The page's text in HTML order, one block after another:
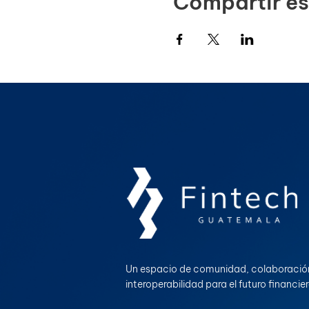
Un espacio de comunidad,
interoperabilidad para el futuro